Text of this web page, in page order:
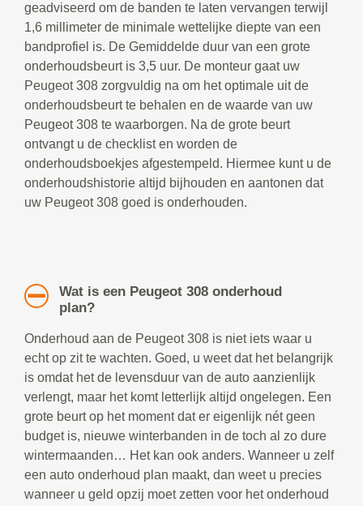
geadviseerd om de banden te laten vervangen terwijl
1,6 millimeter de minimale wettelijke diepte van een
bandprofiel is. De Gemiddelde duur van een grote
onderhoudsbeurt is 3,5 uur. De monteur gaat uw
Peugeot 308 zorgvuldig na om het optimale uit de
onderhoudsbeurt te behalen en de waarde van uw
Peugeot 308 te waarborgen. Na de grote beurt
ontvangt u de checklist en worden de
onderhoudsboekjes afgestempeld. Hiermee kunt u de
onderhoudshistorie altijd bijhouden en aantonen dat
uw Peugeot 308 goed is onderhouden.
Wat is een Peugeot 308 onderhoud
plan?
Onderhoud aan de Peugeot 308 is niet iets waar u
echt op zit te wachten. Goed, u weet dat het belangrijk
is omdat het de levensduur van de auto aanzienlijk
verlengt, maar het komt letterlijk altijd ongelegen. Een
grote beurt op het moment dat er eigenlijk nét geen
budget is, nieuwe winterbanden in de toch al zo dure
wintermaanden… Het kan ook anders. Wanneer u zelf
een auto onderhoud plan maakt, dan weet u precies
wanneer u geld opzij moet zetten voor het onderhoud